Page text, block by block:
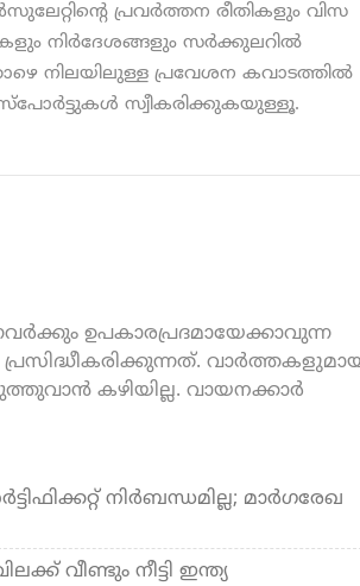
പ്രവര്‍ത്തന രീതികളും വിസ
നിര്‍ദേശങ്ങളും സര്‍ക്കുലറില്‍
താഴെ നിലയിലുള്ള പ്രവേശന കവാടത്തില്‍
സ്വീകരിക്കുകയുള്ളൂ.
ഉപകാരപ്രദമായേക്കാവുന്ന
കഴിയില്ല. വായനക്കാർ
നിര്‍ബന്ധമില്ല; മാര്‍ഗരേഖ
വീണ്ടും നീട്ടി ഇന്ത്യ